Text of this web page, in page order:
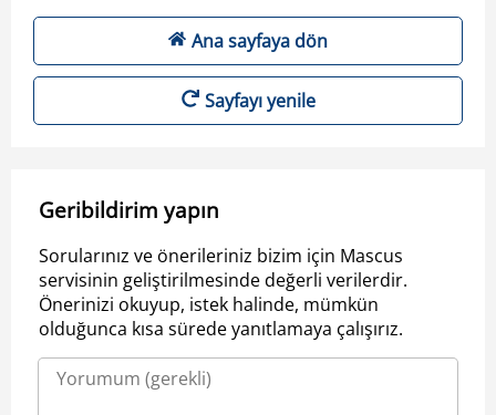
Ana sayfaya dön
Sayfayı yenile
Geribildirim yapın
Sorularınız ve önerileriniz bizim için Mascus
servisinin geliştirilmesinde değerli verilerdir.
Önerinizi okuyup, istek halinde, mümkün
olduğunca kısa sürede yanıtlamaya çalışırız.